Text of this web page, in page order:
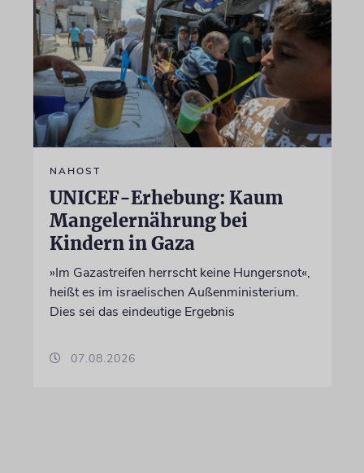
NAHOST
UNICEF-Erhebung: Kaum
Mangelernährung bei
Kindern in Gaza
»Im Gazastreifen herrscht keine Hungersnot«,
heißt es im israelischen Außenministerium.
Dies sei das eindeutige Ergebnis
07.08.2026